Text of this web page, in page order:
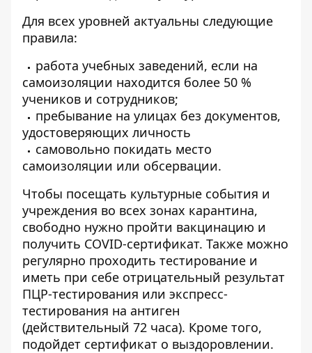
Для всех уровней актуальны следующие
правила:
работа учебных заведений, если на
самоизоляции находится более 50 %
учеников и сотрудников;
пребывание на улицах без документов,
удостоверяющих личность
самовольно покидать место
самоизоляции или обсервации.
Чтобы посещать культурные события и
учреждения во всех зонах карантина,
свободно нужно пройти вакцинацию и
получить COVID-сертификат. Также можно
регулярно проходить тестирование и
иметь при себе отрицательный результат
ПЦР-тестирования или экспресс-
тестирования на антиген
(действительный 72 часа). Кроме того,
подойдет сертификат о выздоровлении.